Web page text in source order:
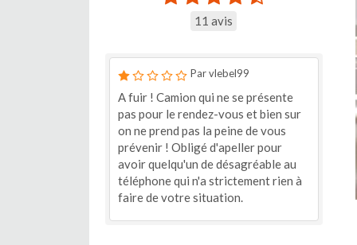
11 avis
Par vlebel99
A fuir ! Camion qui ne se présente
pas pour le rendez-vous et bien sur
on ne prend pas la peine de vous
prévenir ! Obligé d'apeller pour
avoir quelqu'un de désagréable au
téléphone qui n'a strictement rien à
faire de votre situation.